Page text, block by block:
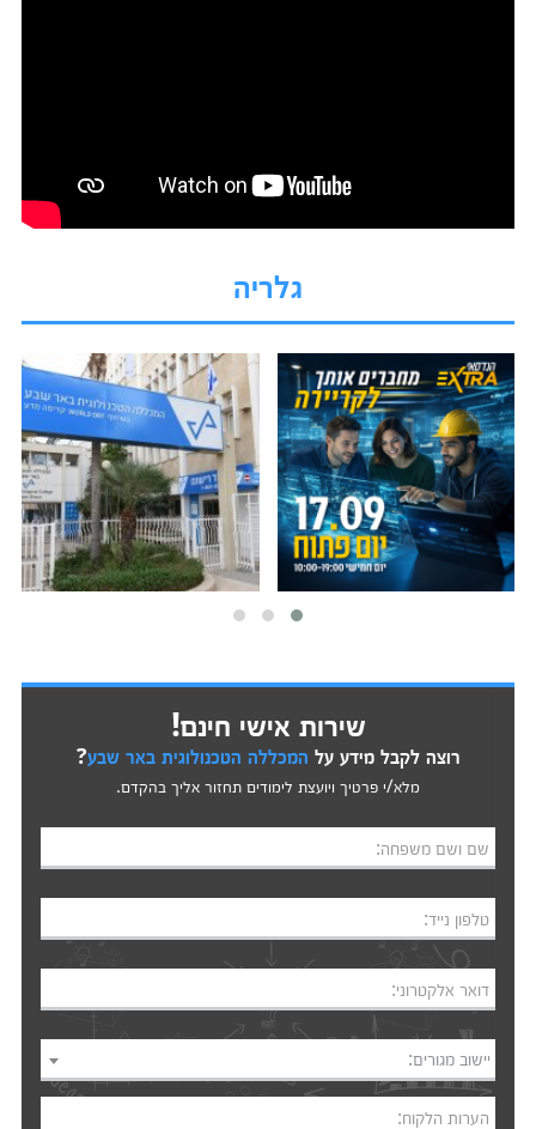
גלריה
שירות אישי חינם!
רוצה לקבל מידע על המכללה הטכנולוגית באר שבע?
מלא/י פרטיך ויועצת לימודים תחזור אליך בהקדם.
שם ושם משפחה:
טלפון נייד:
דואר אלקטרוני:
יישוב מגורים:
הערות הלקוח: